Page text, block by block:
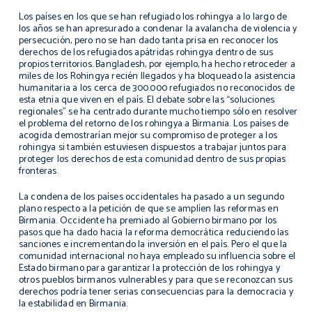
Los países en los que se han refugiado los rohingya a lo largo de
los años se han apresurado a condenar la avalancha de violencia y
persecución, pero no se han dado tanta prisa en reconocer los
derechos de los refugiados apátridas rohingya dentro de sus
propios territorios. Bangladesh, por ejemplo, ha hecho retroceder a
miles de los Rohingya recién llegados y ha bloqueado la asistencia
humanitaria a los cerca de 300.000 refugiados no reconocidos de
esta etnia que viven en el país. El debate sobre las “soluciones
regionales” se ha centrado durante mucho tiempo sólo en resolver
el problema del retorno de los rohingya a Birmania. Los países de
acogida demostrarían mejor su compromiso de proteger a los
rohingya si también estuviesen dispuestos a trabajar juntos para
proteger los derechos de esta comunidad dentro de sus propias
fronteras.
La condena de los países occidentales ha pasado a un segundo
plano respecto a la petición de que se amplíen las reformas en
Birmania. Occidente ha premiado al Gobierno birmano por los
pasos que ha dado hacia la reforma democrática reduciendo las
sanciones e incrementando la inversión en el país. Pero el que la
comunidad internacional no haya empleado su influencia sobre el
Estado birmano para garantizar la protección de los rohingya y
otros pueblos birmanos vulnerables y para que se reconozcan sus
derechos podría tener serias consecuencias para la democracia y
la estabilidad en Birmania.